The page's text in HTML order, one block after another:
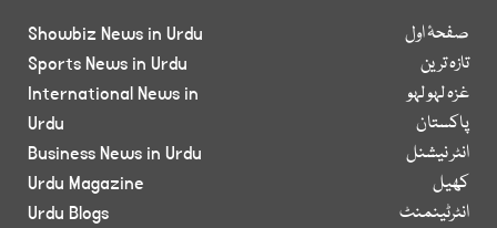
صفحۂ اول
تازہ ترین
غزہ لہو لہو
پاکستان
انٹر نیشنل
کھیل
انٹرٹینمنٹ
Showbiz News in Urdu
Sports News in Urdu
International News in
Urdu
Business News in Urdu
Urdu Magazine
Urdu Blogs